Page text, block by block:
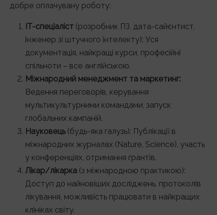
добре оплачувану роботу:
IT-спеціаліст (розробник ПЗ, дата-сайєнтист,
інженер зі штучного інтелекту): Уся
документація, найкращі курси, професійні
спільноти – все англійською.
Міжнародний менеджмент та маркетинг:
Ведення переговорів, керування
мультикультурними командами, запуск
глобальних кампаній.
Науковець(будь-яка галузь): Публікації в
міжнародних журналах (Nature, Science), участь
у конференціях, отримання грантів.
Лікар/лікарка (з міжнародною практикою):
Доступ до найновіших досліджень, протоколів
лікування, можливість працювати в найкращих
клініках світу.